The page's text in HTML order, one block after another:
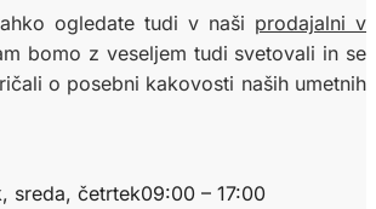
ogledate tudi v naši prodajalni v
bomo z veseljem tudi svetovali in se
o posebni kakovosti naših umetnih
sreda, četrtek09:00 – 17:00